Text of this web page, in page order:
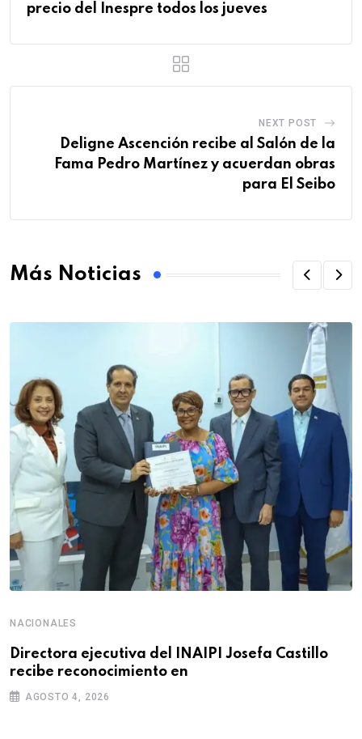
precio del Inespre todos los jueves
NEXT POST
Deligne Ascención recibe al Salón de la
Fama Pedro Martínez y acuerdan obras
para El Seibo
Más Noticias
NACIONALES
Directora ejecutiva del INAIPI Josefa Castillo
recibe reconocimiento en
AGOSTO 4, 2026